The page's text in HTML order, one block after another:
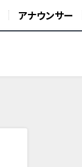
アナウンサー